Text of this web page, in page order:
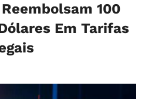
100
Em Tarifas